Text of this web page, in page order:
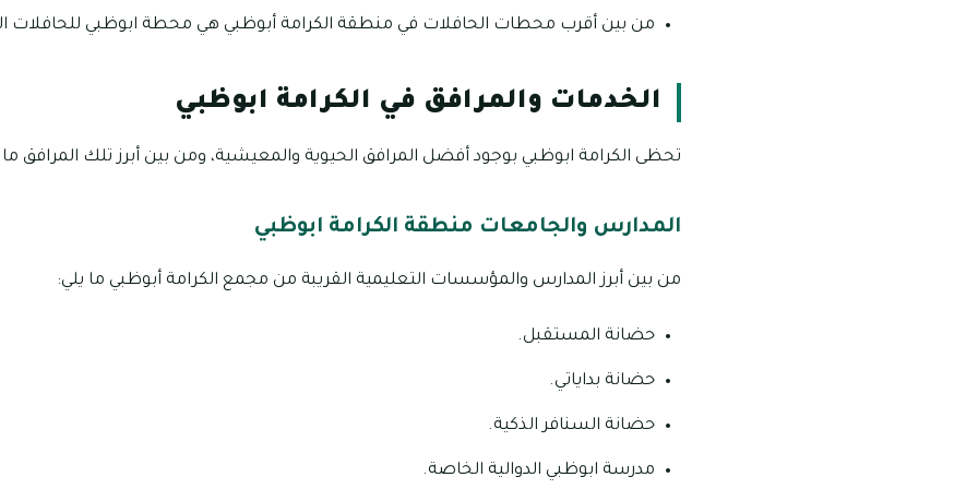
من بين أقرب محطات الحافلات في منطقة الكرامة أبوظبي هي محطة ابوظبي للحافلات
الخدمات والمرافق في الكرامة ابوظبي
تحظى الكرامة ابوظبي بوجود أفضل المرافق الحيوية والمعيشية، ومن بين أبرز تلك المرافق ما
المدارس والجامعات منطقة الكرامة ابوظبي
من بين أبرز المدارس والمؤسسات التعليمية القريبة من مجمع الكرامة أبوظبي ما يلي:
حضانة المستقبل.
حضانة بداياتي.
حضانة السنافر الذكية.
مدرسة ابوظبي الدوالية الخاصة.